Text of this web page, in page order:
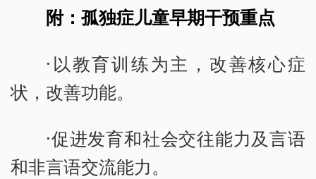
附：孤独症儿童早期干预重点
·以教育训练为主，改善核心症
状，改善功能。
·促进发育和社会交往能力及言语
和非言语交流能力。